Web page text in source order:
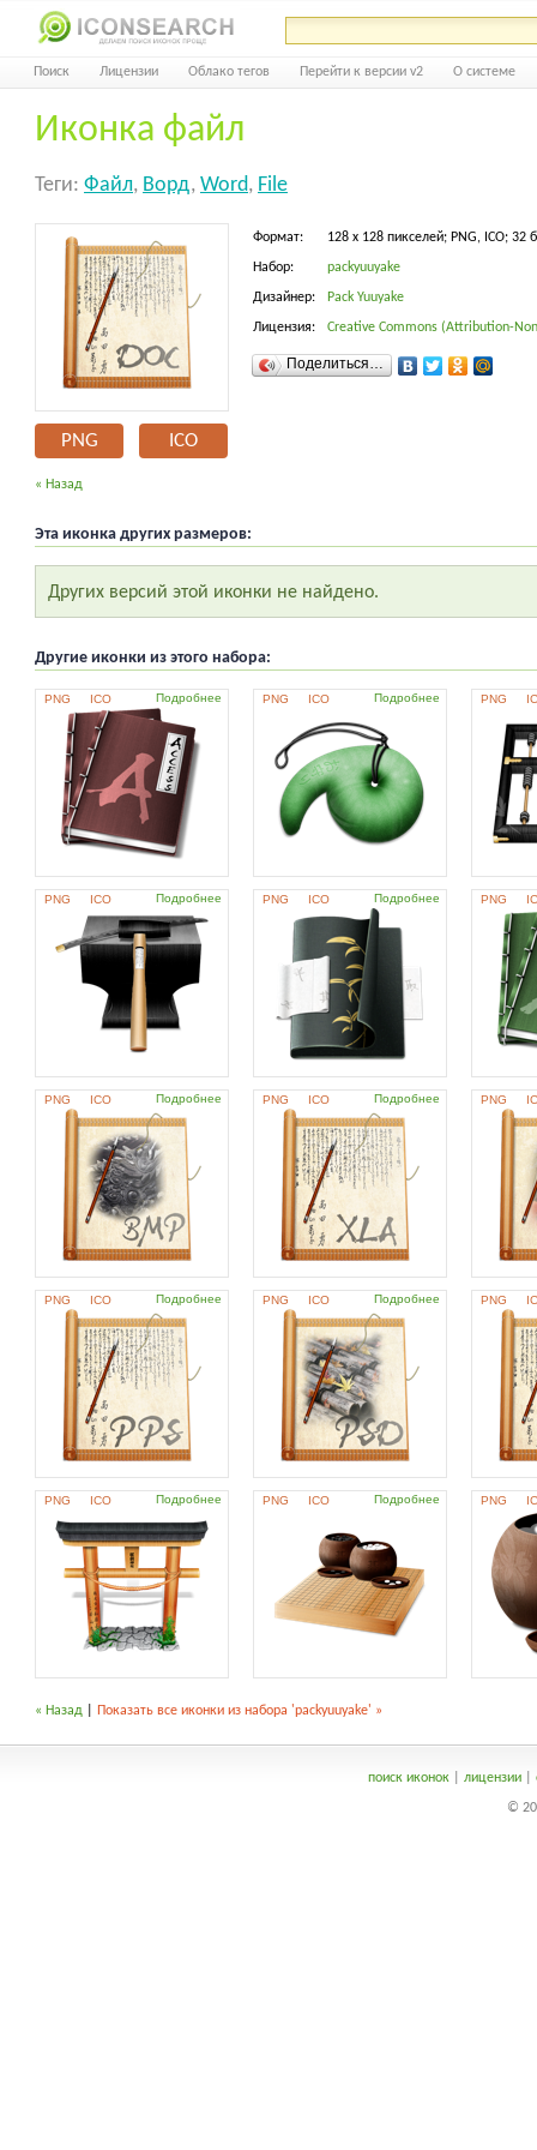
Поиск Лицензии Облако тегов Перейти к версии v2 О системе
Иконка файл
Теги: Файл, Ворд, Word, File
PNG ICO
Формат: 128 x 128 пикселей; PNG, ICO; 32
Набор: packyuuyake
Дизайнер: Pack Yuuyake
Лицензия: Creative Commons (Attribution-
Поделиться…
« Назад
Эта иконка других размеров:
Других версий этой иконки не найдено.
Другие иконки из этого набора:
PNG ICO Подробнее PNG ICO Подробнее PNG
PNG ICO Подробнее PNG ICO Подробнее PNG
PNG ICO Подробнее PNG ICO Подробнее PNG
PNG ICO Подробнее PNG ICO Подробнее PNG
PNG ICO Подробнее PNG ICO Подробнее PNG
« Назад Показать все иконки из набора 'packyuuyake' »
поиск иконок| лицензии|
©